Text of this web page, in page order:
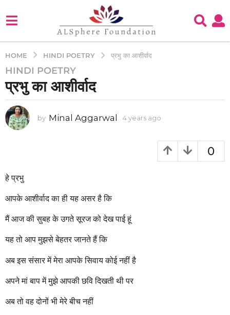
HOME HINDI POETRY प्रभु का आशीर्वाद
4
y
a
r
4
a
s
o
HINDI POETRY
प्रभु का आशीर्वाद
by Minal Aggarwal 4 years ago
a
0
हे प्रभु
आपके आशीर्वाद का ही यह असर है कि
मैं आज की सुबह के उगते सूरज को देख पाई हूं
यह तो आप मुझसे बेहतर जानते हैं कि
अब इस संसार में मेरा आपके सिवाय कोई नहीं है
अपने मां बाप में मुझे आपकी छवि दिखती थी पर
अब तो वह दोनों भी मेरे बीच नहीं